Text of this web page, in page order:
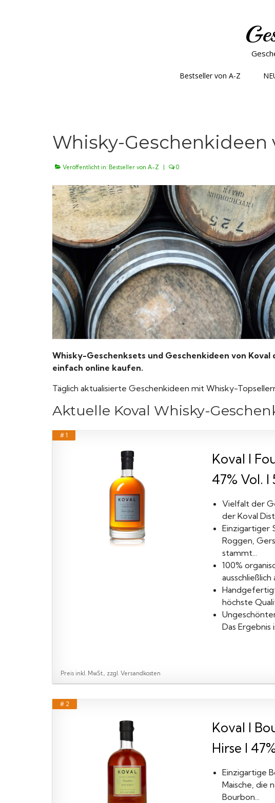
Bestseller von A-Z
Whisky-Geschenkideen
Veröffentlicht in: Bestseller von A-Z | 0
Whisky-Geschenksets und Geschenkideen von Koval
einfach online kaufen.
Täglich aktualisierte Geschenkideen mit Whisky-
Aktuelle Koval Whisky-
# 1
Koval I
47% Vol. I
Vielfalt der
der Koval
Einzigartiger
Roggen,
stammt...
100%
höchste
Das
Preis inkl. MwSt., zzgl. Versandkosten
# 2
Koval I
Hirse I
Einzigartige
Maische, die
Bourbon...